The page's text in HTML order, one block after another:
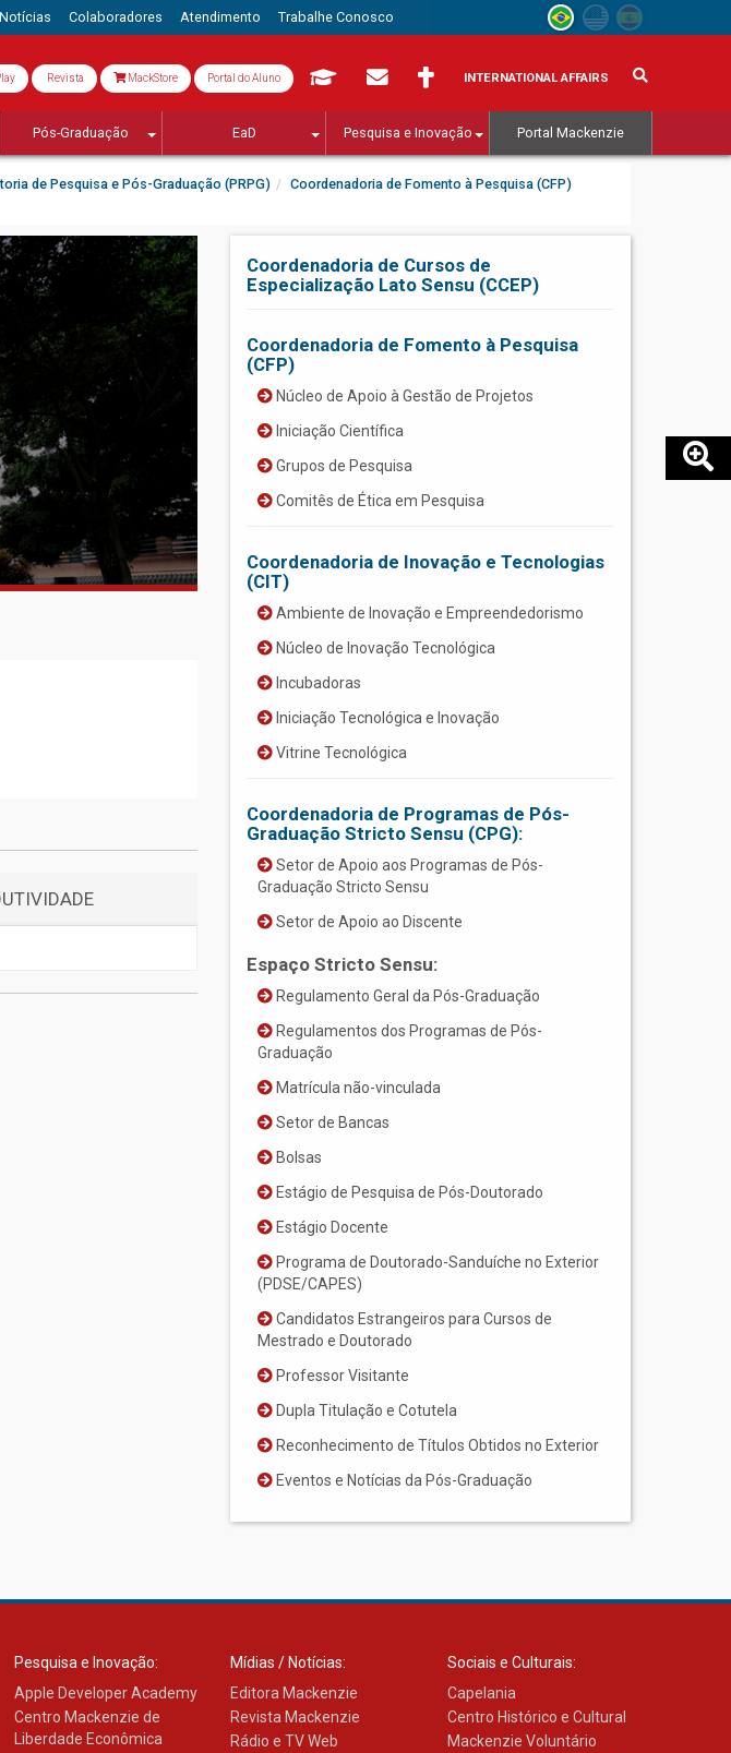
Colaboradores Atendimento Trabalhe Conosco
Revista MackStore Portal do Aluno INTERNATIONAL AFFAIRS
Pós-Graduação EaD Pesquisa e Inovação Portal Mackenzie
de Pesquisa e Pós-Graduação (PRPG)
Coordenadoria de Fomento à Pesquisa (CFP)
Coordenadoria de Cursos de
Especialização Lato Sensu (CCEP)
Coordenadoria de Fomento à Pesquisa
(CFP)
Núcleo de Apoio à Gestão de Projetos
Iniciação Científica
Grupos de Pesquisa
Comitês de Ética em Pesquisa
Coordenadoria de Inovação e Tecnologias
(CIT)
Ambiente de Inovação e Empreendedorismo
Núcleo de Inovação Tecnológica
Incubadoras
Iniciação Tecnológica e Inovação
Vitrine Tecnológica
Coordenadoria de Programas de Pós-
Graduação Stricto Sensu (CPG):
Setor de Apoio aos Programas de Pós-
Graduação Stricto Sensu
Setor de Apoio ao Discente
Espaço Stricto Sensu:
Regulamento Geral da Pós-Graduação
Regulamentos dos Programas de Pós-
Graduação
Matrícula não-vinculada
Setor de Bancas
Bolsas
Estágio de Pesquisa de Pós-Doutorado
Estágio Docente
Programa de Doutorado-Sanduíche no Exterior
(PDSE/CAPES)
Candidatos Estrangeiros para Cursos de
Mestrado e Doutorado
Professor Visitante
Dupla Titulação e Cotutela
Reconhecimento de Títulos Obtidos no Exterior
Eventos e Notícias da Pós-Graduação
Pesquisa e Inovação:
Apple Developer Academy
Centro Mackenzie de
Liberdade Econômica
Mídias / Notícias:
Editora Mackenzie
Revista Mackenzie
Rádio e TV Web
Sociais e Culturais:
Capelania
Centro Histórico e Cultural
Mackenzie Voluntário